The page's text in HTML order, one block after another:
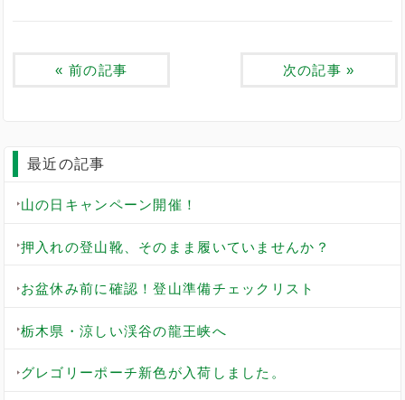
« 前の記事 次の記事 »
最近の記事
山の日キャンペーン開催！
押入れの登山靴、そのまま履いていませんか？
お盆休み前に確認！登山準備チェックリスト
栃木県・涼しい渓谷の龍王峡へ
グレゴリーポーチ新色が入荷しました。